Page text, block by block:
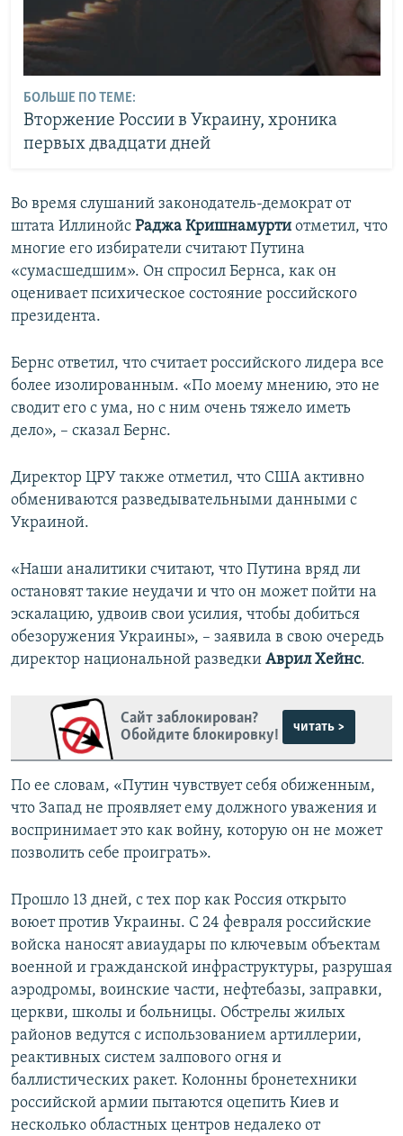
БОЛЬШЕ ПО ТЕМЕ:
Вторжение России в Украину, хроника
первых двадцати дней
Во время слушаний законодатель-демократ от
штата Иллинойс Раджа Кришнамурти отметил, что
многие его избиратели считают Путина
«сумасшедшим». Он спросил Бернса, как он
оценивает психическое состояние российского
президента.
Бернс ответил, что считает российского лидера все
более изолированным. «По моему мнению, это не
сводит его с ума, но с ним очень тяжело иметь
дело», – сказал Бернс.
Директор ЦРУ также отметил, что США активно
обмениваются разведывательными данными с
Украиной.
«Наши аналитики считают, что Путина вряд ли
остановят такие неудачи и что он может пойти на
эскалацию, удвоив свои усилия, чтобы добиться
обезоружения Украины», – заявила в свою очередь
директор национальной разведки Аврил Хейнс.
Сайт заблокирован?
Обойдите блокировку!
читать >
По ее словам, «Путин чувствует себя обиженным,
что Запад не проявляет ему должного уважения и
воспринимает это как войну, которую он не может
позволить себе проиграть».
Прошло 13 дней, с тех пор как Россия открыто
воюет против Украины. С 24 февраля российские
войска наносят авиаудары по ключевым объектам
военной и гражданской инфраструктуры, разрушая
аэродромы, воинские части, нефтебазы, заправки,
церкви, школы и больницы. Обстрелы жилых
районов ведутся с использованием артиллерии,
реактивных систем залпового огня и
баллистических ракет. Колонны бронетехники
российской армии пытаются оцепить Киев и
несколько областных центров недалеко от